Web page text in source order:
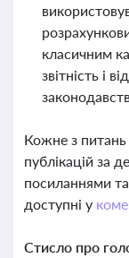
класичним
звітність і
Кожне з
публікацій за
посиланнями
доступні у
Стисло про